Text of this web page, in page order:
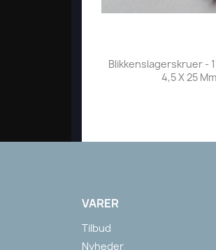
Blikkenslagerskruer -
4,5 X 25 Mm
Vis her
VARER
Tilbud
Nyheder